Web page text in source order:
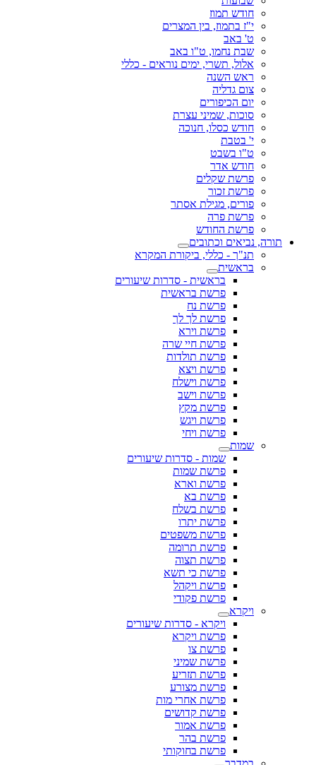
חודש תמוז
י"ז בתמוז, בין המצרים
ט' באב
שבת נחמו, ט"ו באב
אלול, תשרי, ימים נוראים - כללי
ראש השנה
צום גדליה
יום הכיפורים
סוכות, שמיני עצרת
חודש כסלו, חנוכה
י' בטבת
ט"ו בשבט
חודש אדר
פרשת שקלים
פרשת זכור
פורים, מגילת אסתר
פרשת פרה
פרשת החודש
תורה, נביאים וכתובים
תנ"ך - כללי, ביקורת המקרא
בראשית
בראשית - סדרות שיעורים
פרשת בראשית
פרשת נח
פרשת לך לך
פרשת וירא
פרשת חיי שרה
פרשת תולדות
פרשת ויצא
פרשת וישלח
פרשת וישב
פרשת מקץ
פרשת ויגש
פרשת ויחי
שמות
שמות - סדרות שיעורים
פרשת שמות
פרשת וארא
פרשת בא
פרשת בשלח
פרשת יתרו
פרשת משפטים
פרשת תרומה
פרשת תצוה
פרשת כי תשא
פרשת ויקהל
פרשת פקודי
ויקרא
ויקרא - סדרות שיעורים
פרשת ויקרא
פרשת צו
פרשת שמיני
פרשת תזריע
פרשת מצורע
פרשת אחרי מות
פרשת קדושים
פרשת אמור
פרשת בהר
פרשת בחוקותי